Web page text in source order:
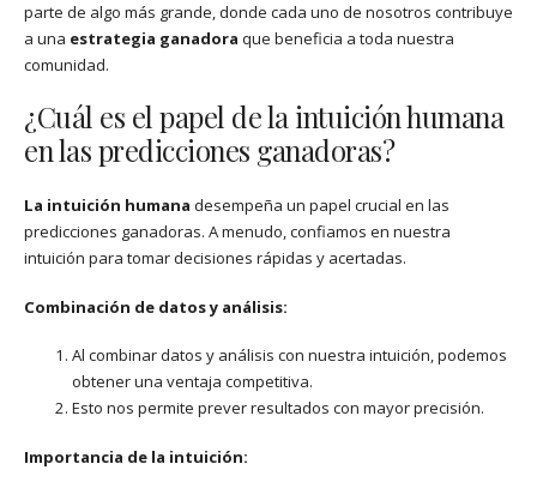
parte de algo más grande, donde cada uno de nosotros contribuye
a una estrategia ganadora que beneficia a toda nuestra
comunidad.
¿Cuál es el papel de la intuición humana
en las predicciones ganadoras?
La intuición humana desempeña un papel crucial en las
predicciones ganadoras. A menudo, confiamos en nuestra
intuición para tomar decisiones rápidas y acertadas.
Combinación de datos y análisis:
Al combinar datos y análisis con nuestra intuición, podemos
obtener una ventaja competitiva.
Esto nos permite prever resultados con mayor precisión.
Importancia de la intuición: